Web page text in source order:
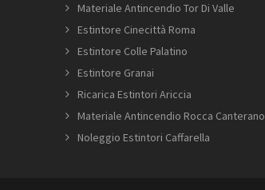
Materiale Antincendio Tor Di Valle
Estintore Cinecittà Roma
Estintore Colle Palatino
Estintore Granai
Ricarica Estintori Ariccia
Materiale Antincendio Rocca Canterano
Noleggio Estintori Caffarella